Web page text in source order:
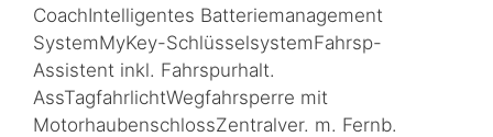
CoachIntelligentes Batteriemanagement
SystemMyKey-SchlüsselsystemFahrsp-
Assistent inkl. Fahrspurhalt.
AssTagfahrlichtWegfahrsperre mit
MotorhaubenschlossZentralver. m. Fernb.